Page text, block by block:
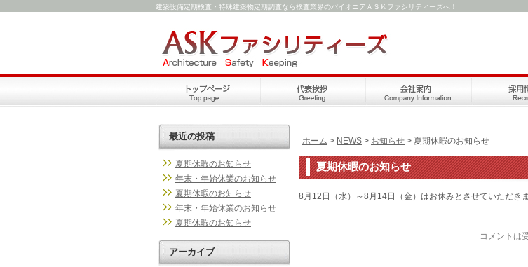
建築設備定期検査・特殊建築物定期調査なら検査業界のパイオニアＡＳＫファシリティーズへ！
ホーム > NEWS > お知らせ > 夏期休暇のお知らせ
夏期休暇のお知らせ
8月12日（水）～8月14日（金）はお休みとさせていただきま
コメントは
最近の投稿
夏期休暇のお知らせ
年末・年始休業のお知らせ
夏期休暇のお知らせ
年末・年始休業のお知らせ
夏期休暇のお知らせ
アーカイブ